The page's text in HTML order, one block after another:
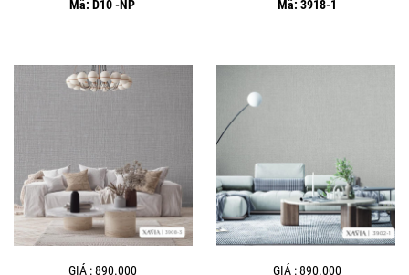
Mã: D10 -NP Mã: 3918-1
GIÁ : 890.000
GIÁ : 890.000